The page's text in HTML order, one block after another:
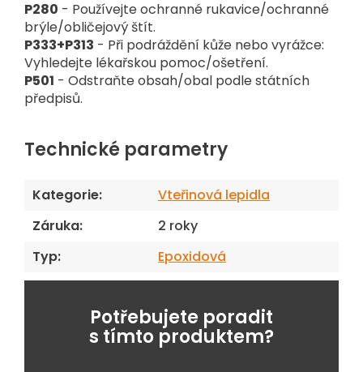
P280 - Používejte ochranné rukavice/ochranné
brýle/obličejový štít.
P333+P313 - Při podráždění kůže nebo vyrážce:
Vyhledejte lékařskou pomoc/ošetření.
P501 - Odstraňte obsah/obal podle státních
předpisů.
Technické parametry
Kategorie:
Vteřinová lepidla
Záruka:
2 roky
Typ: Epoxidová
Potřebujete poradit
s tímto produktem?